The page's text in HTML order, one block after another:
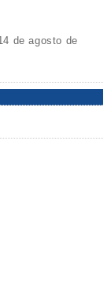
de agosto de